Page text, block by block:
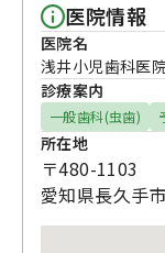
医院情報
医院名
浅井小児歯科医
診療案内
一般歯科(虫歯)
所在地
〒480-1103
愛知県長久手